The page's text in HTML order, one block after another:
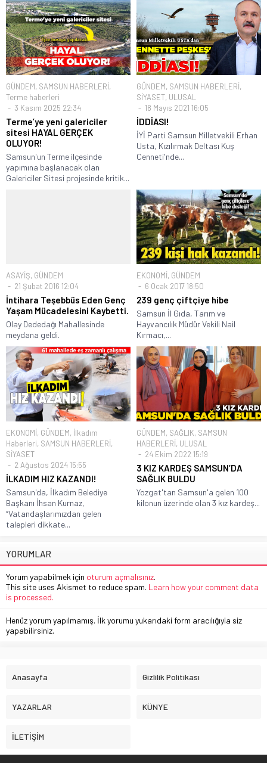
GÜNDEM, SAMSUN HABERLERİ,
Terme haberleri
3 Kasım 2025 22:34
Terme’ye yeni galericiler
sitesi HAYAL GERÇEK
OLUYOR!
Samsun'un Terme ilçesinde
yapımına başlanacak olan
Galericiler Sitesi projesinde kritik...
GÜNDEM, SAMSUN HABERLERİ,
SİYASET, ULUSAL
18 Mayıs 2021 16:05
İDDİASI!
İYİ Parti Samsun Milletvekili Erhan
Usta, Kızılırmak Deltası Kuş
Cenneti'nde...
ASAYİŞ, GÜNDEM
21 Şubat 2016 12:04
İntihara Teşebbüs Eden Genç
Yaşam Mücadelesini Kaybetti.
Olay Dededağı Mahallesinde
meydana geldi.
EKONOMİ, GÜNDEM
6 Ocak 2017 18:50
239 genç çiftçiye hibe
Samsun İl Gıda, Tarım ve
Hayvancılık Müdür Vekili Nail
Kırmacı,...
EKONOMİ, GÜNDEM, İlkadım
Haberleri, SAMSUN HABERLERİ,
SİYASET
2 Ağustos 2024 15:55
İLKADIM HIZ KAZANDI!
Samsun'da, İlkadım Belediye
Başkanı İhsan Kurnaz,
“Vatandaşlarımızdan gelen
talepleri dikkate...
GÜNDEM, SAĞLIK, SAMSUN
HABERLERİ, ULUSAL
24 Ekim 2022 15:19
3 KIZ KARDEŞ SAMSUN’DA
SAĞLIK BULDU
Yozgat'tan Samsun'a gelen 100
kilonun üzerinde olan 3 kız kardeş...
YORUMLAR
Yorum yapabilmek için oturum açmalısınız.
This site uses Akismet to reduce spam. Learn how your comment data
is processed.
Henüz yorum yapılmamış. İlk yorumu yukarıdaki form aracılığıyla siz
yapabilirsiniz.
Anasayfa Gizlilik Politikası
YAZARLAR KÜNYE
İLETİŞİM